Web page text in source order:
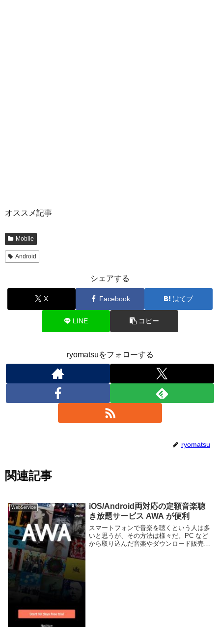
オススメ記事
Mobile
Android
シェアする
X Facebook はてブ
LINE コピー
ryomatsuをフォローする
ryomatsu
関連記事
WebService
iOS/Android両対応の定額音楽聴
き放題サービス AWA が便利
スマートフォンで音楽を聴くという人は多
いと思うが、その方法は様々だ。PC など
から取り込んだ音楽やダウンロード販売し